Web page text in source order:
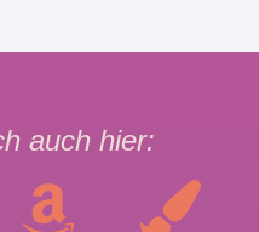
auch hier: